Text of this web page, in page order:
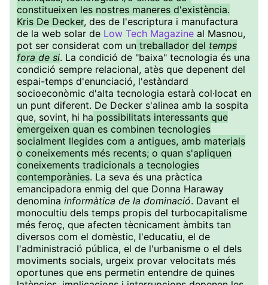
constitueixen les nostres maneres d'existència.
Kris De Decker, des de l'escriptura i manufactura
de la web solar de Low Tech Magazine al Masnou,
pot ser considerat com un treballador del temps
fora de si. La condició de "baixa" tecnologia és una
condició sempre relacional, atès que depenent del
espai-temps d'enunciació, l'estàndard
socioeconòmic d'alta tecnologia estarà col·locat en
un punt diferent. De Decker s'alinea amb la sospita
que, sovint, hi ha possibilitats interessants que
emergeixen quan es combinen tecnologies
socialment llegides com a antigues, amb materials
o coneixements més recents; o quan s'apliquen
coneixements tradicionals a tecnologies
contemporànies. La seva és una pràctica
emancipadora enmig del que Donna Haraway
denomina informàtica de la dominació. Davant el
monocultiu dels temps propis del turbocapitalisme
més feroç, que afecten tècnicament àmbits tan
diversos com el domèstic, l'educatiu, el de
l'administració pública, el de l'urbanisme o el dels
moviments socials, urgeix provar velocitats més
oportunes que ens permetin entendre de quines